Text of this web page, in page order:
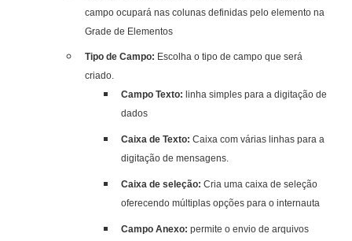
campo ocupará nas colunas definidas pelo elemento na
Grade de Elementos
Tipo de Campo: Escolha o tipo de campo que será
criado.
Campo Texto: linha simples para a digitação de
dados
Caixa de Texto:Caixa com várias linhas para a
digitação de mensagens.
Caixa de seleção: Cria uma caixa de seleção
oferecendo múltiplas opções para o internauta
Campo Anexo:permite o envio de arquivos